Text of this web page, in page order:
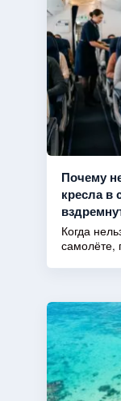
Почему
кресла в
Когда
самолёте,